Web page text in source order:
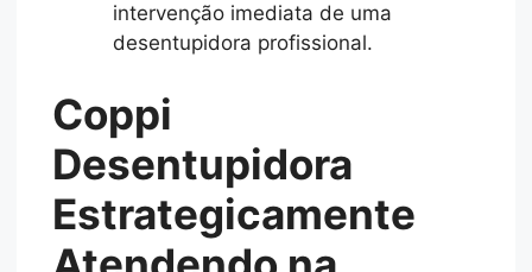
intervenção imediata de uma
desentupidora profissional.
Coppi
Desentupidora
Estrategicamente